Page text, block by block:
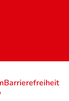
Barrierefreiheit